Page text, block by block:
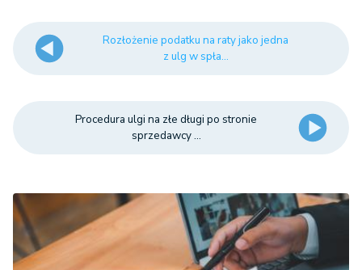
Rozłożenie podatku na raty jako jedna
z ulg w spła...
Procedura ulgi na złe długi po stronie
sprzedawcy ...